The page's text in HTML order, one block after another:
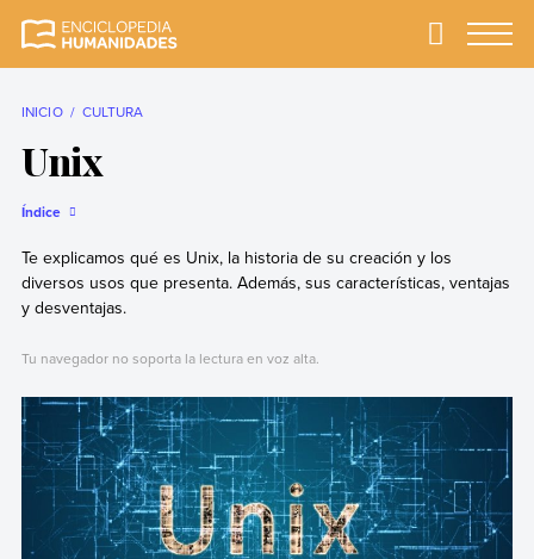
completa y más
Primary
INICIO CULTURA
Unix
Índice
Te explicamos qué es Unix, la historia de su creación y los
diversos usos que presenta. Además, sus características, ventajas
y desventajas.
Tu navegador no soporta la lectura en voz alta.